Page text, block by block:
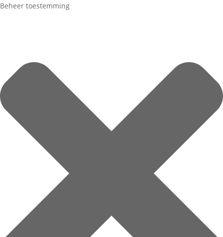
Beheer toestemming